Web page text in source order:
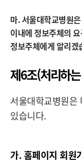
마. 서울대학교병원
이내에 정보주체의
정보주체에게 알리겠
제6조(처리하
서울대학교병원은
있습니다.
가. 홈페이지 회원